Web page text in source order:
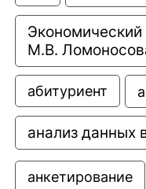
М.В.
абитуриент
анализ данных
анкетирование